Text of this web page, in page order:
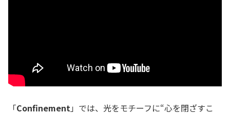
「Confinement」では、光をモチーフに“心を閉ざすこ